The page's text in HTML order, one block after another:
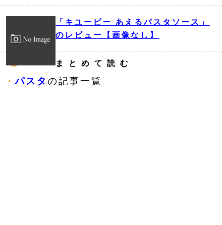
「キユーピー あえるパスタソース」
のレビュー【画像なし】
まとめて読む
パスタ の記事一覧